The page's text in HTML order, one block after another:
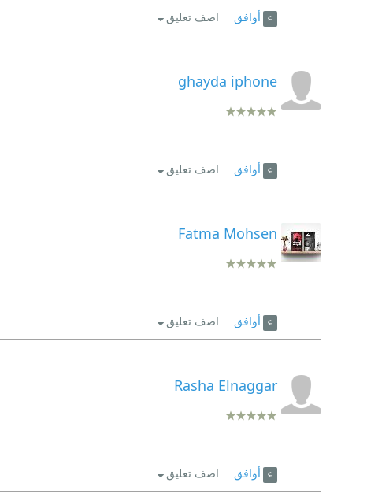
أوافق اضف تعليق
ghayda iphone
أوافق اضف تعليق
Fatma Mohsen
أوافق اضف تعليق
Rasha Elnaggar
أوافق اضف تعليق